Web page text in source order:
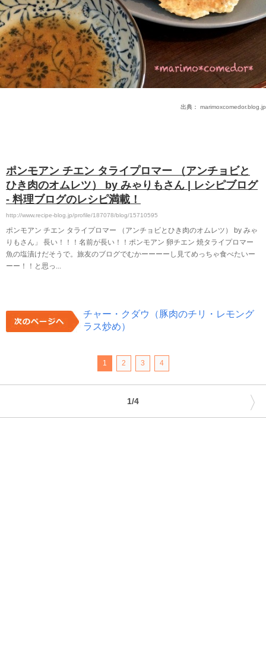
出典： marimoxcomedor.blog.jp
ポンモアン チエン タライプロマー （アンチョビと
ひき肉のオムレツ） by みゃりもさん | レシピブログ
- 料理ブログのレシピ満載！
http://www.recipe-blog.jp/profile/187078/blog/15710595
ポンモアン チエン タライプロマー （アンチョビとひき肉のオムレツ） by みゃ
りもさん」 長い！！！名前が長い！！ポンモアン 卵チエン 焼タライプロマー
魚の塩漬けだそうで。旅友のブログでむかーーーーし見てめっちゃ食べたいー
ーー！！と思っ...
チャー・クダウ（豚肉のチリ・レモング
ラス炒め）
1 2 3 4
1/4 〉